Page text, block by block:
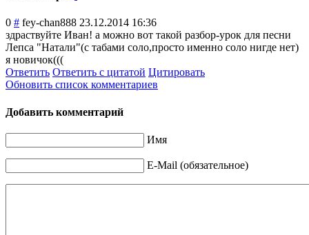
0 # fey-chan888 23.12.2014 16:36
здраствуйте Иван! а можно вот такой разбор-урок для песни
Лепса "Натали"(с табами соло,просто именно соло нигде нет)
я новичок(((
Ответить Ответить с цитатой Цитировать
Обновить список комментариев
Добавить комментарий
Имя
E-Mail (обязательное)